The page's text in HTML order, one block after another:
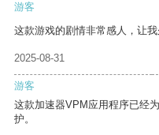
游客
这款游戏的剧情非常感人，让我
2025-08-31
游客
这款加速器VPM应用程序已经
护。